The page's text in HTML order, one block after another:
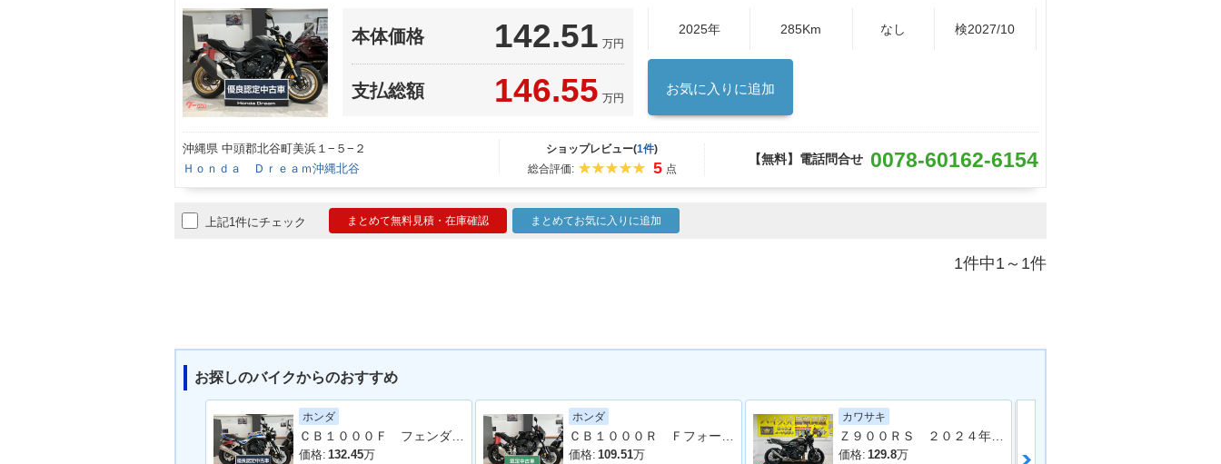
本体価格 142.51 万円
支払総額 146.55 万円
2025年 285Km なし 検2027/10
お気に入りに追加
沖縄県 中頭郡北谷町美浜１−５−２
Ｈｏｎｄａ Ｄｒｅａｍ沖縄北谷
ショップレビュー(1件)
総合評価:
5 点
【無料】電話問合せ 0078-60162-6154
上記1件にチェック まとめて無料見積・在庫確認 まとめてお気に入りに追加
1件中1～1件
お探しのバイクからのおすすめ
ホンダ
ＣＢ１０００Ｆ フェンダーレスキット装着車両
価格: 132.45万
ホンダ
価格: 109.51万
カワサキ
Ｚ９００ＲＳ ２０２４年モデル 社外フルエキマフラー フェンダーレス ラジエーターカバー タンデムバー シート カスタム多数
価格: 129.8万